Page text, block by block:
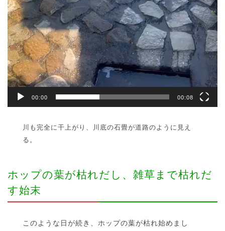
00:00 00:08
川も完全に干上がり、川底の石畳が道路のように見え
る。
ホップの葉が枯れだし、雑草まで枯れだ
す始末
このような日が続き、ホップの葉が枯れ始めまし